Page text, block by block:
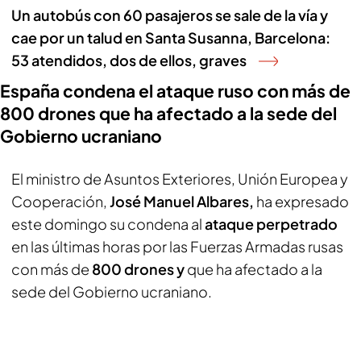
Un autobús con 60 pasajeros se sale de la vía y
cae por un talud en Santa Susanna, Barcelona:
53 atendidos, dos de ellos, graves
España condena el ataque ruso con más de
800 drones que ha afectado a la sede del
Gobierno ucraniano
El ministro de Asuntos Exteriores, Unión Europea y
Cooperación, José Manuel Albares, ha expresado
este domingo su condena alataque perpetrado
en las últimas horas por las Fuerzas Armadas rusas
con más de 800 drones yque ha afectado a la
sede del Gobierno ucraniano.